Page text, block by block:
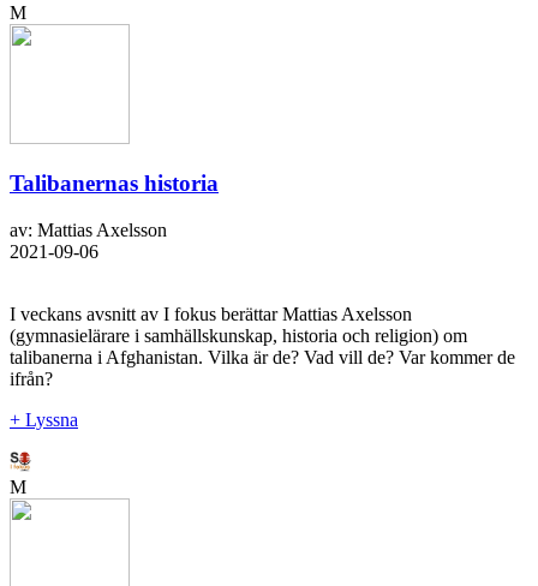
M
Talibanernas historia
av: Mattias Axelsson
2021-09-06
I veckans avsnitt av I fokus berättar Mattias Axelsson
(gymnasielärare i samhällskunskap, historia och religion) om
talibanerna i Afghanistan. Vilka är de? Vad vill de? Var kommer de
ifrån?
+ Lyssna
M